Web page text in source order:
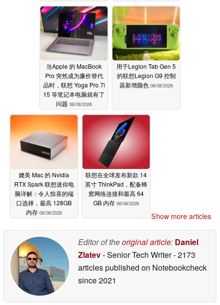
当Apple 的 MacBook
Pro 突然成为廉价替代
品时，联想 Yoga Pro 7i
15 等笔记本电脑就有了
问题 06/08/2026
用于Legion Tab Gen 5
的联想Legion G9 控制
器新增颜色 06/08/2026
媲美 Mac 的 Nvidia
RTX Spark 联想迷你电
脑详解：令人惊喜的端
口选择，最高 128GB
内存 06/08/2026
联想在全球发布新款 14
英寸 ThinkPad，配备蜂
窝网络连接和最高 64
GB 内存 06/08/2026
Show more articles
Editor of theoriginal article: Daniel
Zlatev- Senior Tech Writer- 2173
articles published on Notebookcheck
since 2021